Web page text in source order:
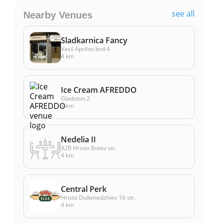
Nearby Venues see all
Sladkarnica Fancy
Vasil Aprilov bvd 4
4 km
Ice Cream AFREDDO
Gladston 2
4 km
Nedelia II
92B Hristo Botev str.
4 km
Central Perk
Hristo Duikmedzhiev 16 str.
4 km